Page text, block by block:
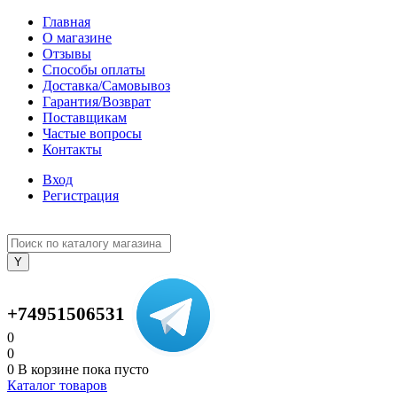
Главная
О магазине
Отзывы
Способы оплаты
Доставка/Самовывоз
Гарантия/Возврат
Поставщикам
Частые вопросы
Контакты
Вход
Регистрация
+74951506531
0
0
0 В корзине пока пусто
Каталог товаров